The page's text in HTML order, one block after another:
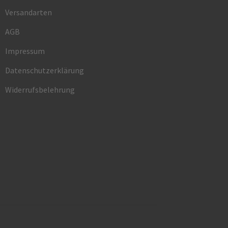
Versandarten
AGB
Impressum
Datenschutzerklärung
Widerrufsbelehrung